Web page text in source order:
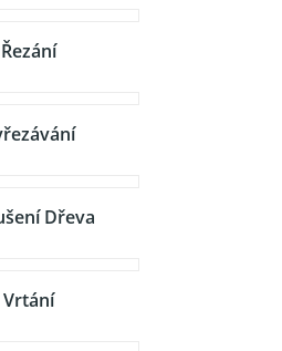
Řezání
Dřeva
Vrtání